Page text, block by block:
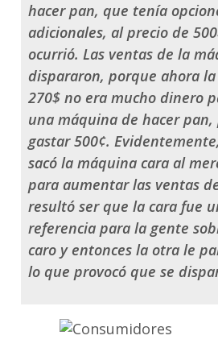
hacer pan, que tenía
adicionales, al precio de
ocurrió. Las ventas de la
dispararon, porque ahora
270$ no era mucho dinero
una máquina de hacer
gastar 500¢.
sacó la máquina cara al
para aumentar las ventas
resultó ser que la cara fue
referencia para la gente
caro y entonces la otra le
lo que provocó que se